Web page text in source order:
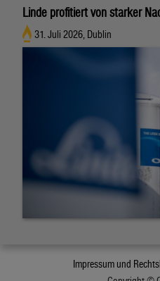
Linde profitiert von starker
31. Juli 2026, Dublin
Impressum und